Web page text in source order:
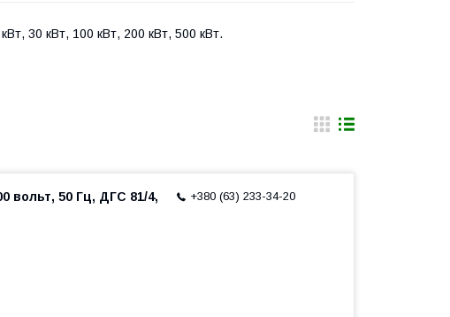
30 кВт, 100 кВт, 200 кВт, 500 кВт.
+380 (63) 233-34-20
вольт, 50 Гц, ДГС 81/4,